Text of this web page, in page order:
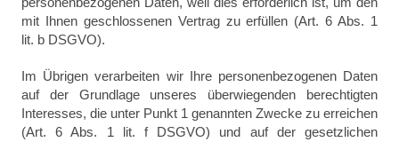
mit Ihnen geschlossenen Vertrag zu erfüllen (Art. 6 Abs. 1
lit. b DSGVO).
Im Übrigen verarbeiten wir Ihre personenbezogenen Daten
auf der Grundlage unseres überwiegenden berechtigten
Interesses, die unter Punkt 1 genannten Zwecke zu erreichen
(Art. 6 Abs. 1 lit. f DSGVO) und auf der gesetzlichen